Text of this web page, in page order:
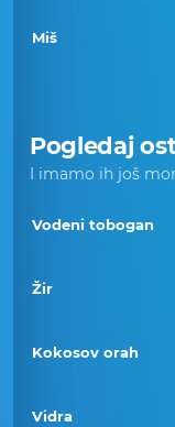
Miš
Pogledaj
I imamo ih još
Vodeni tobogan
Žir
Kokosov orah
Vidra